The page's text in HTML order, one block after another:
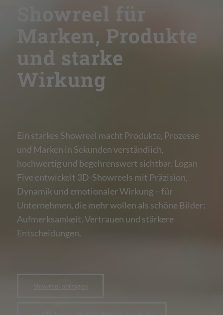
Showreel für
Marken, Produkte
und starke
Wirkung
Ein starkes Showreel macht Produkte, Prozesse
und Marken in Sekunden verständlich,
hochwertig und begehrenswert sichtbar. Logan
Five entwickelt 3D-Showreels mit Präzision,
Dynamik und emotionaler Wirkung – für
Unternehmen, die mehr wollen als schöne Bilder:
Aufmerksamkeit, Vertrauen und stärkere
Entscheidungen.
Showreel anfragen